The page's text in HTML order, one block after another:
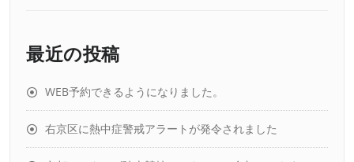
最近の投稿
WEB予約できるようになりました。
右京区に熱中症警戒アラートが発令されました